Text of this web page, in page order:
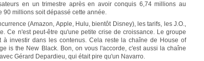
en un trimestre après en avoir conquis 6,74 millions au
90 millions soit dépassé cette année.
(Amazon, Apple, Hulu, bientôt Disney), les tarifs, les J.O.,
Ce n'est peut-être qu'une petite crise de croissance. Le groupe
à investir dans les contenus. Cela reste la chaîne de House of
is the New Black. Bon, on vous l'accorde, c'est aussi la chaîne
Gérard Depardieu, qui était pire qu'un Navarro.